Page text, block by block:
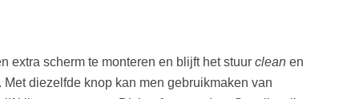
extra scherm te monteren en blijft het stuur clean en
diezelfde knop kan men gebruikmaken van